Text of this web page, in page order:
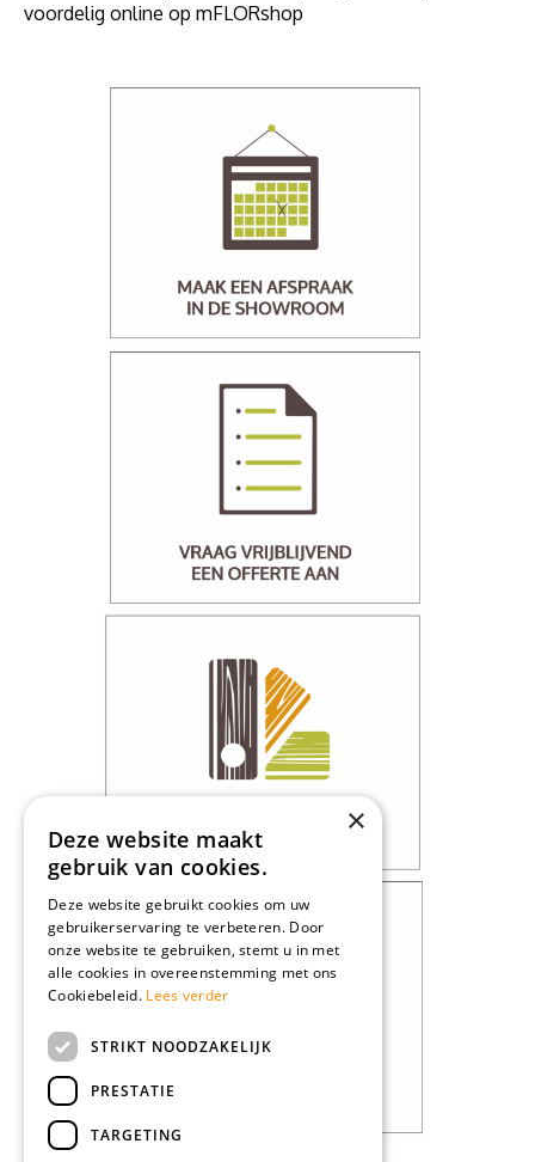
voordelig online op mFLORshop
×
Deze website maakt
gebruik van cookies.
Deze website gebruikt cookies om uw
gebruikerservaring te verbeteren. Door
onze website te gebruiken, stemt u in met
alle cookies in overeenstemming met ons
Cookiebeleid. Lees verder
STRIKT NOODZAKELIJK
PRESTATIE
TARGETING